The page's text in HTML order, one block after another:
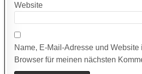
Website
Name, E-Mail-Adresse und Website
Browser für meinen nächsten